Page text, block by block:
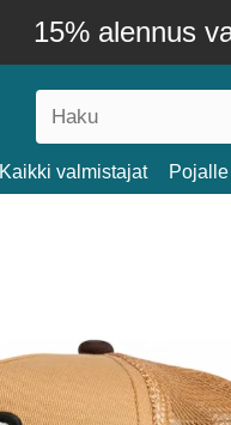
15% alennus
Kaikki valmistajat Pojalle